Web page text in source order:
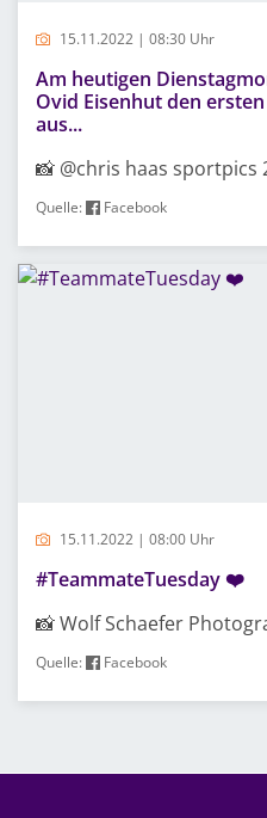
15.11.2022 | 08:30 Uhr
Am heutigen
Ovid Eisenhut den
aus...
📸 @chris haas sportpics
Quelle: Facebook
15.11.2022 | 08:00 Uhr
#TeammateTuesday ❤️
📸 Wolf Schaefer
Quelle: Facebook